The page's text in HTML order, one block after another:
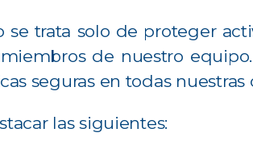
trata solo de proteger
de nuestro equipo.
seguras en todas nuestras
las siguientes: